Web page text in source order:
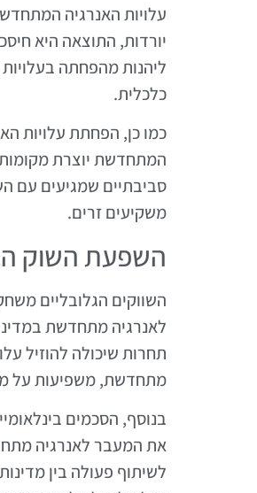
עלויות האנרגיה
יורדות, התוצאה היא
ליהנות מהפחתה
כלכלית.
כמו כן, הפחתת עלויות
המתחדשת יוצרת מקומות
סביבתיים שמגיעים עם
משקיעים זרים.
השפעת השוק
השווקים הגלובליים
לאנרגיה מתחדשת
תחרות שיכולה להוזיל
מתחדשת, משפיעות על
בנוסף, הסכמים
את המעבר לאנרגיה
לשיתוף פעולה בין